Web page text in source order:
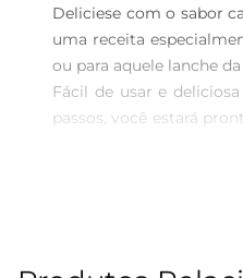
Deliciese com o sabor
uma receita
ou para aquele lanche
Fácil de usar e
passos, você estará
Versatilidade nas